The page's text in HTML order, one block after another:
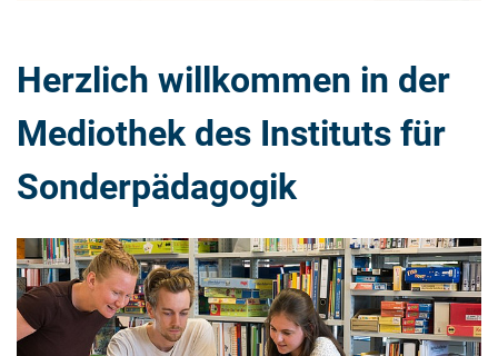
Herzlich willkommen in der
Mediothek des Instituts für
Sonderpädagogik